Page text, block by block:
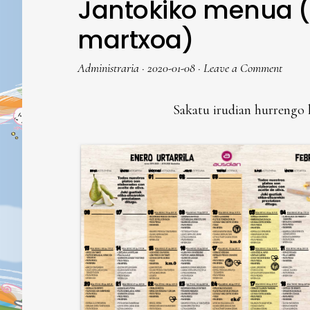
Jantokiko
martxoa)
Administraria · 2020-01-08 · Leave a Comment
Sakatu irudian